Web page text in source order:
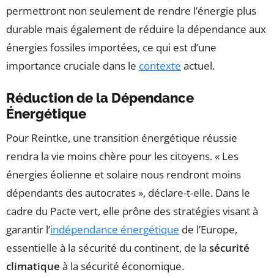
permettront non seulement de rendre l’énergie plus
durable mais également de réduire la dépendance aux
énergies fossiles importées, ce qui est d’une
importance cruciale dans le contexte actuel.
Réduction de la Dépendance
Énergétique
Pour Reintke, une transition énergétique réussie
rendra la vie moins chère pour les citoyens. « Les
énergies éolienne et solaire nous rendront moins
dépendants des autocrates », déclare-t-elle. Dans le
cadre du Pacte vert, elle prône des stratégies visant à
garantir l’indépendance énergétique de l’Europe,
essentielle à la sécurité du continent, de la sécurité
climatique à la sécurité économique.